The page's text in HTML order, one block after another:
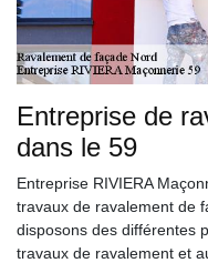
Entreprise de
dans le 59
Entreprise RIVIERA
travaux de ravalement de
disposons des différentes
travaux de ravalement et